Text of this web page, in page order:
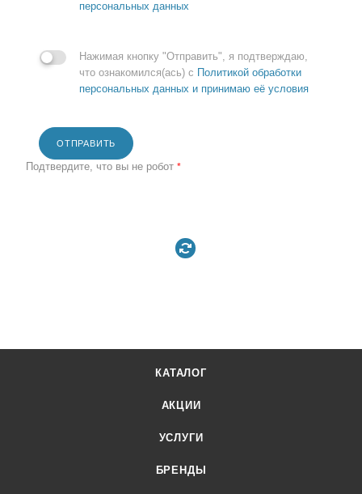
персональных данных
Нажимая кнопку "Отправить", я подтверждаю,
что ознакомился(ась) с Политикой обработки
персональных данных и принимаю её условия
ОТПРАВИТЬ
Подтвердите, что вы не робот *
КАТАЛОГ
АКЦИИ
УСЛУГИ
БРЕНДЫ